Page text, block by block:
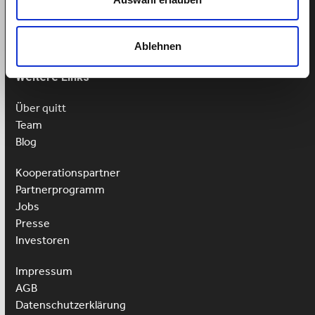
Ablehnen
Weitere Links
Über quitt
Team
Blog
Kooperationspartner
Partnerprogramm
Jobs
Presse
Investoren
Impressum
AGB
Datenschutzerklärung